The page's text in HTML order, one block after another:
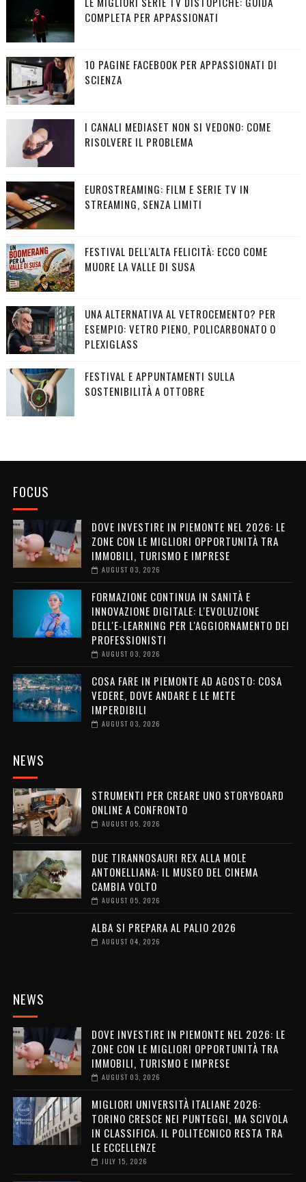
COMPLETA PER APPASSIONATI
10 PAGINE FACEBOOK PER APPASSIONATI DI
SCIENZA
I CANALI MEDIASET NON SI VEDONO: COME
RISOLVERE IL PROBLEMA
EUROSTREAMING: FILM E SERIE TV IN
STREAMING, SENZA LIMITI
FESTIVAL DELL'ALTA FELICITÀ: ECCO COME
MUORE LA VALLE DI SUSA
UNA ALTERNATIVA AL VETROCEMENTO? PER
ESEMPIO: VETRO PIENO, POLICARBONATO O
PLEXIGLASS
FESTIVAL E APPUNTAMENTI SULLA
SOSTENIBILITÀ A OTTOBRE
FOCUS
DOVE INVESTIRE IN PIEMONTE NEL 2026: LE
ZONE CON LE MIGLIORI OPPORTUNITÀ TRA
IMMOBILI, TURISMO E IMPRESE
AUGUST 03, 2026
FORMAZIONE CONTINUA IN SANITÀ E
INNOVAZIONE DIGITALE: L'EVOLUZIONE
DELL'E-LEARNING PER L'AGGIORNAMENTO DEI
PROFESSIONISTI
AUGUST 03, 2026
COSA FARE IN PIEMONTE AD AGOSTO: COSA
VEDERE, DOVE ANDARE E LE METE
IMPERDIBILI
AUGUST 03, 2026
NEWS
STRUMENTI PER CREARE UNO STORYBOARD
ONLINE A CONFRONTO
AUGUST 05, 2026
DUE TIRANNOSAURI REX ALLA MOLE
ANTONELLIANA: IL MUSEO DEL CINEMA
CAMBIA VOLTO
AUGUST 05, 2026
ALBA SI PREPARA AL PALIO 2026
AUGUST 04, 2026
NEWS
DOVE INVESTIRE IN PIEMONTE NEL 2026: LE
ZONE CON LE MIGLIORI OPPORTUNITÀ TRA
IMMOBILI, TURISMO E IMPRESE
AUGUST 03, 2026
MIGLIORI UNIVERSITÀ ITALIANE 2026:
TORINO CRESCE NEI PUNTEGGI, MA SCIVOLA
IN CLASSIFICA. IL POLITECNICO RESTA TRA
LE ECCELLENZE
JULY 15, 2026